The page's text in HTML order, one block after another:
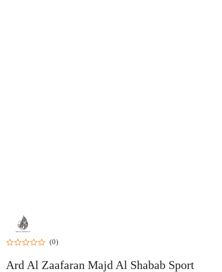
ZAAFARAN
(0)
Ard Al Zaafaran Majd Al Shabab Sport